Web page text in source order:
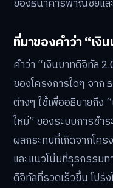
ของธนาคารพาณิชย์แล
ที่มาของคำว่า “เงิ
คำว่า “เงินบาทดิจิทัล
ของโครงการใดๆ จาก
ต่างๆ ใช้เพื่ออธิบายถึ
ใหม่” ของระบบการชำ
ผลกระทบที่เกิดจากโค
และแนวโน้มที่ธุรกรรม
ดิจิทัลที่รวดเร็วขึ้น โปร่